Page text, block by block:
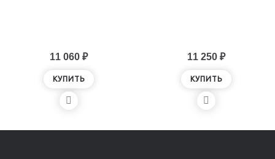
11 060 ₽
КУПИТЬ
11 250 ₽
КУПИТЬ